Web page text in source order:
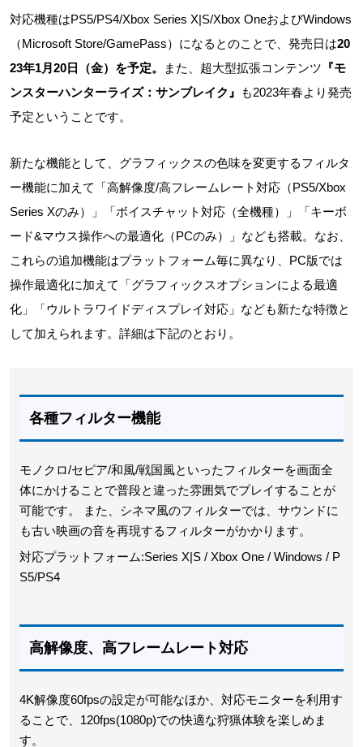
対応機種はPS5/PS4/Xbox Series X|S/Xbox OneおよびWindows
（Microsoft Store/GamePass）になるとのことで、発売日は20
23年1月20日（金）を予定。
また、超大型拡張コンテンツ 『モ
ンスターハンターライズ：サンブレイク』 も2023年春より発売
予定ということです。
新たな機能として、グラフィックスの色味を変更するフィルタ
ー機能に加えて「高解像度/高フレームレート対応（PS5/Xbox
Series Xのみ）」「ボイスチャット対応（全機種）」「キーボ
ード&マウス操作への最適化（PCのみ）」なども搭載。なお、
これらの追加機能はプラットフォーム毎に異なり、PC版では
操作最適化に加えて「グラフィックスオプションによる最適
化」「ウルトラワイドディスプレイ対応」なども新たな特徴と
して加えられます。詳細は下記のとおり。
各種フィルター機能
モノクロ/セピア/和風/戦国風といったフィルターを画面全
体にかけることで普段と違った雰囲気でプレイすることが
可能です。 また、シネマ風のフィルターでは、サウンドに
も古い映画の音を再現するフィルターがかかります。
対応プラットフォーム:Series X|S / Xbox One / Windows / P
S5/PS4
高解像度、高フレームレート対応
4K解像度60fpsの設定が可能なほか、対応モニターを利用す
ることで、120fps(1080p)での快適な狩猟体験を楽しめま
す。